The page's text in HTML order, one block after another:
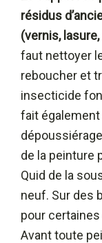
résidus
(vernis,
faut nettoyer
reboucher et
insecticide
fait également
de la peinture
Quid de la
neuf. Sur des
pour
Avant toute